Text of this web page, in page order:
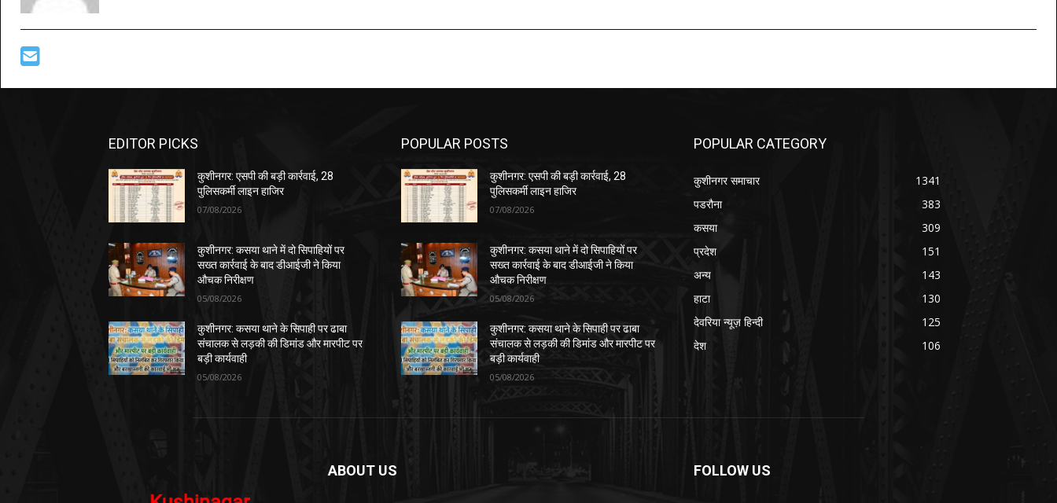
EDITOR PICKS
कुशीनगर: एसपी की बड़ी कार्रवाई, 28
पुलिसकर्मी लाइन हाजिर
07/08/2026
कुशीनगर: कसया थाने में दो सिपाहियों पर
सख्त कार्रवाई के बाद डीआईजी ने किया
औचक निरीक्षण
05/08/2026
कुशीनगर: कसया थाने के सिपाही पर ढाबा
संचालक से लड़की की डिमांड और मारपीट पर
बड़ी कार्यवाही
05/08/2026
POPULAR POSTS
कुशीनगर: एसपी की बड़ी कार्रवाई, 28
पुलिसकर्मी लाइन हाजिर
07/08/2026
कुशीनगर: कसया थाने में दो सिपाहियों पर
सख्त कार्रवाई के बाद डीआईजी ने किया
औचक निरीक्षण
05/08/2026
कुशीनगर: कसया थाने के सिपाही पर ढाबा
संचालक से लड़की की डिमांड और मारपीट पर
बड़ी कार्यवाही
05/08/2026
POPULAR CATEGORY
कुशीनगर समाचार
1341
पडरौना
383
कसया
309
प्रदेश
151
अन्य
143
हाटा
130
देवरिया न्यूज़ हिन्दी
125
देश
106
ABOUT US FOLLOW US